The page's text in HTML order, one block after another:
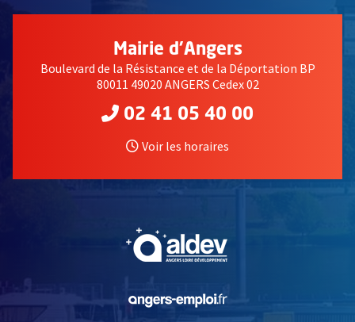
Mairie d'Angers
Boulevard de la Résistance et de la Déportation BP
80011 49020 ANGERS Cedex 02
02 41 05 40 00
Voir les horaires